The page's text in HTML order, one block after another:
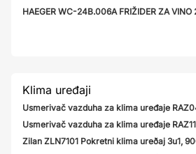
HAEGER WC-24B.006A FRIŽIDER ZA VINO
Klima uređaji
Usmerivač vazduha za klima uređaje
Usmerivač vazduha za klima uređaje
Zilan ZLN7101 Pokretni klima ureðaj 3u1,